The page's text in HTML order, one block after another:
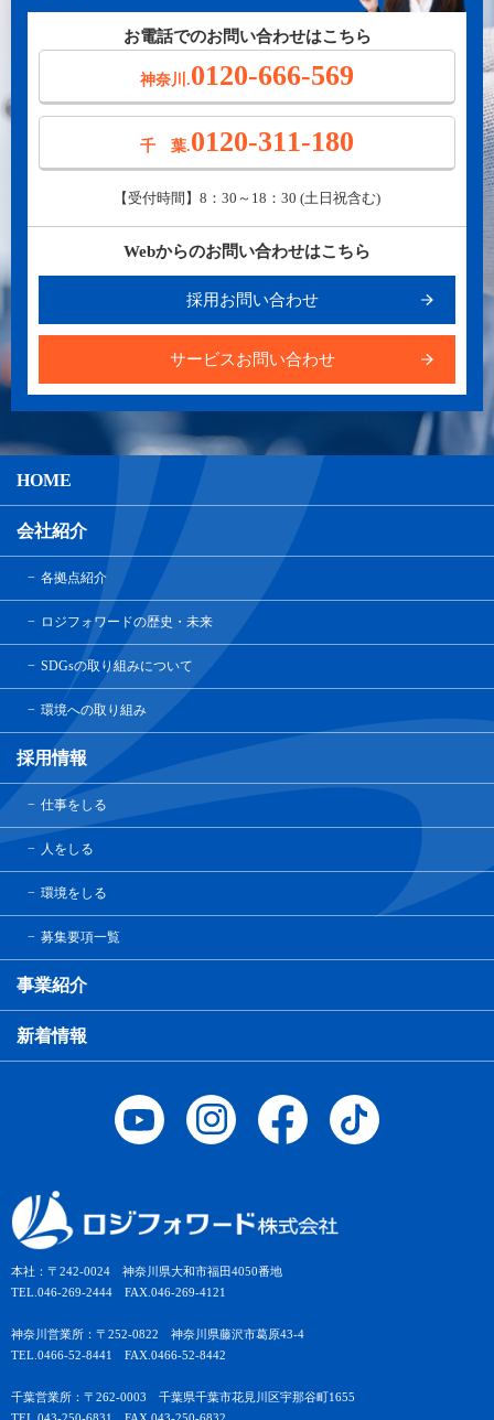
お電話でのお問い合わせはこちら
神奈川.0120-666-569
千 葉.0120-311-180
【受付時間】8：30～18：30 (土日祝含む)
Webからのお問い合わせはこちら
採用お問い合わせ
サービスお問い合わせ
本社：〒242-0024 神奈川県大和市福田4050番地
TEL.046-269-2444 FAX.046-269-4121
神奈川営業所：〒252-0822 神奈川県藤沢市葛原43-4
TEL.0466-52-8441 FAX.0466-52-8442
千葉営業所：〒262-0003 千葉県千葉市花見川区宇那谷町1655
HOME
会社紹介
各拠点紹介
ロジフォワードの歴史・未来
SDGsの取り組みについて
環境への取り組み
採用情報
仕事をしる
人をしる
環境をしる
募集要項一覧
事業紹介
新着情報